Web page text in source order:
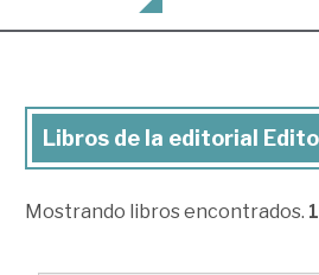
Libros
la
Libros de la editorial
Mostrando libros encontrados.